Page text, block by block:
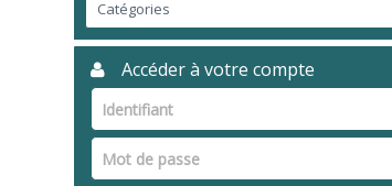
Accéder à votre compte